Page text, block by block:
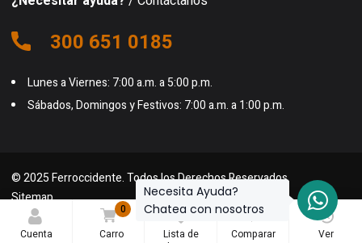
Cuenta
0
Carro
0
Lista de
Comparar
Ver
300 651 0185
Lunes a Viernes: 7:00 a.m. a 5:00 p.m.
Sábados, Domingos y Festivos: 7:00 a.m. a 1:00 p.m.
© 2025 Ferroccidente. Todos los Derechos Reservados.
Sitemap
Necesita Ayuda?
Chatea con nosotros